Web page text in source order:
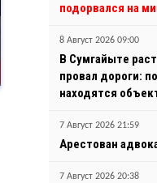
подорвался на
8 Август 2026 09:00
В Сумгайыте
провал дороги:
находятся
7 Август 2026 21:59
Арестован
7 Август 2026 20:38